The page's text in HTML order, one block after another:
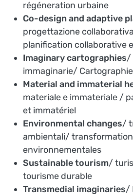
régéneration urbaine
Co-design and adaptive
progettazione
planification collaborative
Imaginary cartographies/
immaginarie/
Material and immaterial
materiale e immateriale /
et immatériel
Environmental changes/
ambientali/
environnementales
Sustainable tourism/
tourisme durable
Transmedial imaginaries/